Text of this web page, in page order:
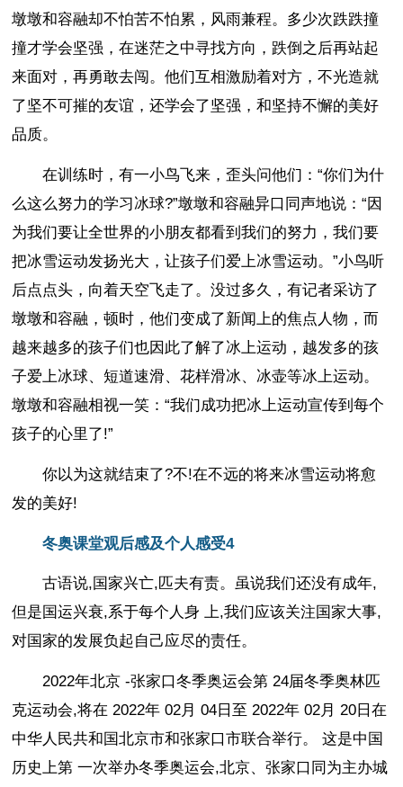
墩墩和容融却不怕苦不怕累，风雨兼程。多少次跌跌撞
撞才学会坚强，在迷茫之中寻找方向，跌倒之后再站起
来面对，再勇敢去闯。他们互相激励着对方，不光造就
了坚不可摧的友谊，还学会了坚强，和坚持不懈的美好
品质。
在训练时，有一小鸟飞来，歪头问他们：“你们为什
么这么努力的学习冰球?”墩墩和容融异口同声地说：“因
为我们要让全世界的小朋友都看到我们的努力，我们要
把冰雪运动发扬光大，让孩子们爱上冰雪运动。”小鸟听
后点点头，向着天空飞走了。没过多久，有记者采访了
墩墩和容融，顿时，他们变成了新闻上的焦点人物，而
越来越多的孩子们也因此了解了冰上运动，越发多的孩
子爱上冰球、短道速滑、花样滑冰、冰壶等冰上运动。
墩墩和容融相视一笑：“我们成功把冰上运动宣传到每个
孩子的心里了!”
你以为这就结束了?不!在不远的将来冰雪运动将愈
发的美好!
冬奥课堂观后感及个人感受4
古语说,国家兴亡,匹夫有责。虽说我们还没有成年,
但是国运兴衰,系于每个人身 上,我们应该关注国家大事,
对国家的发展负起自己应尽的责任。
2022年北京 -张家口冬季奥运会第 24届冬季奥林匹
克运动会,将在 2022年 02月 04日至 2022年 02月 20日在
中华人民共和国北京市和张家口市联合举行。 这是中国
历史上第 一次举办冬季奥运会,北京、张家口同为主办城